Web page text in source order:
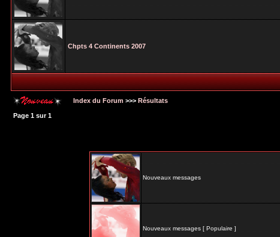
Chpts 4 Continents 2007
Index du Forum >>> Résultats
Page 1 sur1
Nouveaux messages
Nouveaux messages [ Populaire ]